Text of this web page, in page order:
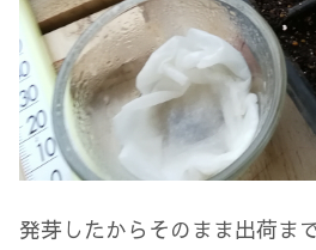
発芽したからそのまま出荷ま